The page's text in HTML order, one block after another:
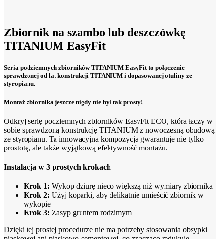
Zbiornik na szambo lub deszczówkę
TITANIUM EasyFit
Seria podziemnych zbiorników TITANIUM EasyFit to połączenie
sprawdzonej od lat konstrukcji TITANIUM i dopasowanej otuliny ze
styropianu.
Montaż zbiornika jeszcze nigdy nie był tak prosty!
Odkryj serię podziemnych zbiorników EasyFit ECO, która łączy w
sobie sprawdzoną konstrukcję TITANIUM z nowoczesną obudową
ze styropianu. Ta innowacyjna kompozycja gwarantuje nie tylko
prostotę, ale także wyjątkową efektywność montażu.
Instalacja w 3 prostych krokach
Krok 1: Wykop dziurę nieco większą niż wymiary zbiornika
Krok 2: Użyj koparki, aby delikatnie umieścić zbiornik w
wykopie
Krok 3: Zasyp gruntem rodzimym
Dzięki tej prostej procedurze nie ma potrzeby stosowania obsypki